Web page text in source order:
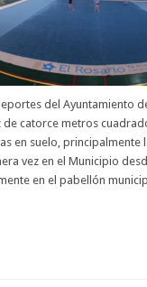
del Ayuntamiento
catorce metros
en suelo, principalmente
vez en el Municipio
en el pabellón